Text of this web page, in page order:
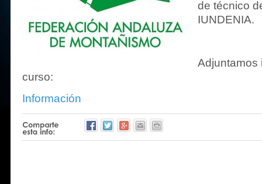
de técnico
IUNDENIA.
Adjuntamos
curso:
Información